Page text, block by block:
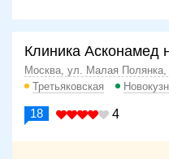
Клиника Асконамед
Москва, ул. Малая
Третьяковская
18 4